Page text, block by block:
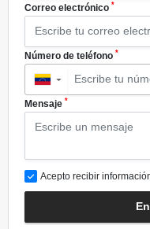
Correo electrónico *
Número de teléfono *
▼
Mensaje *
Acepto recibir